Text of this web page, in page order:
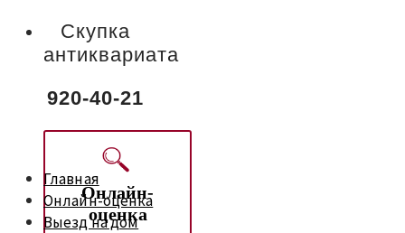
Скупка
антиквариата
920-40-21
Онлайн-
оценка
Главная
Онлайн-оценка
Выезд на дом